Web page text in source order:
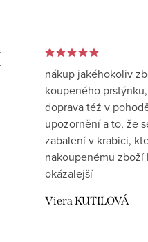
nákup jakéhokoliv
koupeného
doprava též v
upozornění a to, že
zabalení v krabici,
nakoupenému zboží
okázalejší
Viera KUTILOVÁ